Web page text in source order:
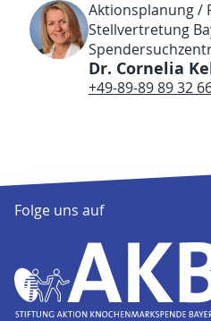
Aktionsplanung /
Stellvertretung
Dr. Cornelia
+49-89-89 89 32
Folge uns auf